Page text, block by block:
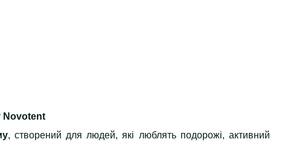
Novotent
, створений для людей, які люблять подорожі, активний